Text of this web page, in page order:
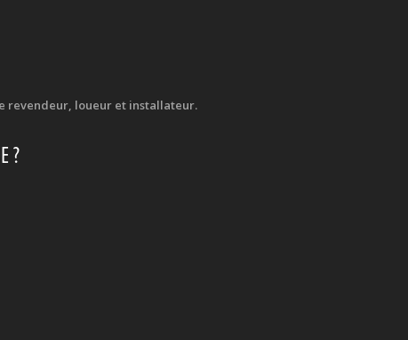
revendeur, loueur et installateur.
?